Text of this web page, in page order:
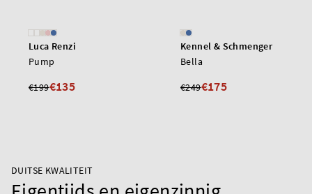
Luca Renzi
Pump
€199€135
Kennel & Schmenger
Bella
€249€175
DUITSE KWALITEIT